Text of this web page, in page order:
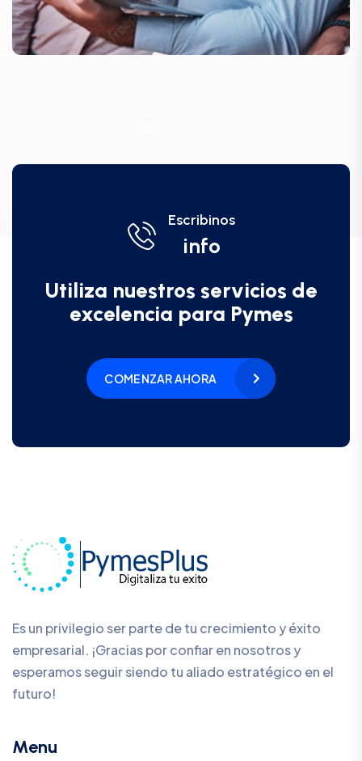
Escribinos
info
Utiliza nuestros servicios de
excelencia para Pymes
COMENZAR AHORA
Es un privilegio ser parte de tu crecimiento y éxito
empresarial. ¡Gracias por confiar en nosotros y
esperamos seguir siendo tu aliado estratégico en el
futuro!
Menu